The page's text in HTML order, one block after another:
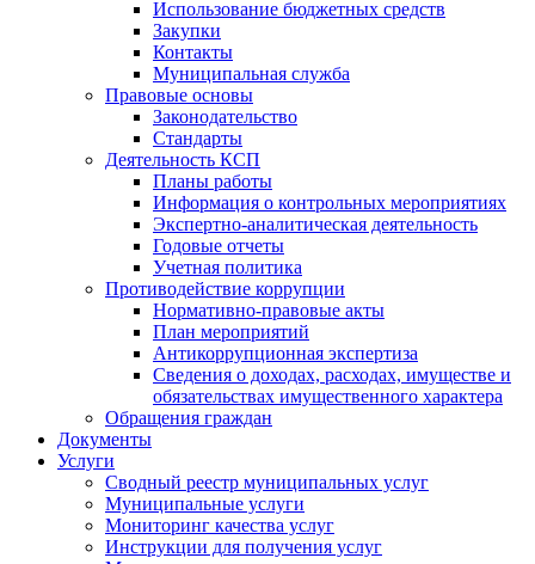
Использование бюджетных средств
Закупки
Контакты
Муниципальная служба
Правовые основы
Законодательство
Стандарты
Деятельность КСП
Планы работы
Информация о контрольных мероприятиях
Экспертно-аналитическая деятельность
Годовые отчеты
Учетная политика
Противодействие коррупции
Нормативно-правовые акты
План мероприятий
Антикоррупционная экспертиза
Сведения о доходах, расходах, имуществе и
обязательствах имущественного характера
Обращения граждан
Документы
Услуги
Сводный реестр муниципальных услуг
Муниципальные услуги
Мониторинг качества услуг
Инструкции для получения услуг